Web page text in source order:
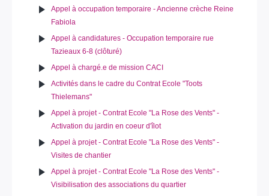
Appel à occupation temporaire - Ancienne crèche Reine
Fabiola
Appel à candidatures - Occupation temporaire rue
Tazieaux 6-8 (clôturé)
Appel à chargé.e de mission CACI
Activités dans le cadre du Contrat Ecole "Toots
Thielemans"
Appel à projet - Contrat Ecole "La Rose des Vents" -
Activation du jardin en coeur d'îlot
Appel à projet - Contrat Ecole "La Rose des Vents" -
Visites de chantier
Appel à projet - Contrat Ecole "La Rose des Vents" -
Visibilisation des associations du quartier